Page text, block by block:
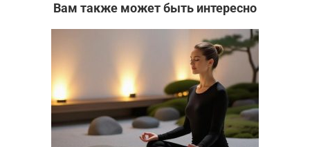
Вам также может быть интересно